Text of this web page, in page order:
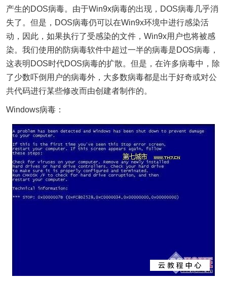
产生的DOS病毒。由于Win9x病毒的出现，DOS病毒几乎消
失了。但是，DOS病毒仍可以在Win9x环境中进行感染活
动，因此，如果执行了受感染的文件，Win9x用户也将被感
染。我们使用的防病毒软件中超过一半的病毒是DOS病毒，
这表明DOS时代DOS病毒的扩散。但是，在许多病毒中，除
了少数吓倒用户的病毒外，大多数病毒都是出于好奇或对公
共代码进行某些修改而由创建者制作的。
Windows病毒：